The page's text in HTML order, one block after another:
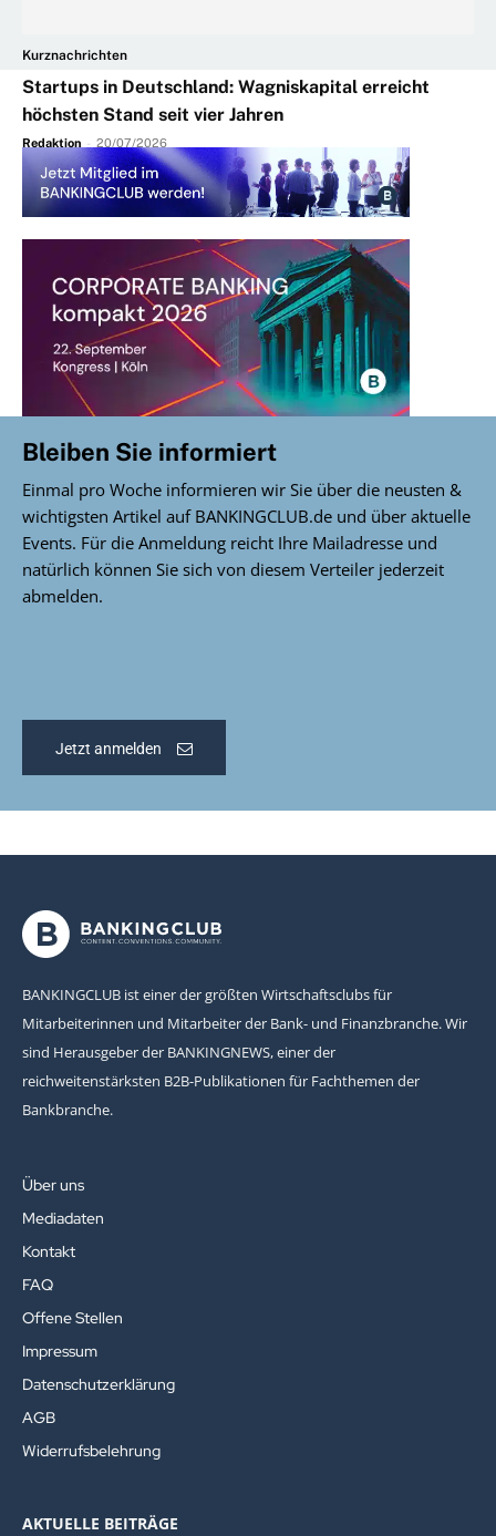
Kurznachrichten
Startups in Deutschland: Wagniskapital erreicht
höchsten Stand seit vier Jahren
Redaktion - 20/07/2026
Bleiben Sie informiert
Einmal pro Woche informieren wir Sie über die neusten &
wichtigsten Artikel auf BANKINGCLUB.de und über aktuelle
Events. Für die Anmeldung reicht Ihre Mailadresse und
natürlich können Sie sich von diesem Verteiler jederzeit
abmelden.
Jetzt anmelden
BANKINGCLUB ist einer der größten Wirtschaftsclubs für
Mitarbeiterinnen und Mitarbeiter der Bank- und Finanzbranche. Wir
sind Herausgeber der BANKINGNEWS, einer der
reichweitenstärksten B2B-Publikationen für Fachthemen der
Bankbranche.
Über uns
Mediadaten
Kontakt
FAQ
Offene Stellen
Impressum
Datenschutzerklärung
AGB
Widerrufsbelehrung
AKTUELLE BEITRÄGE